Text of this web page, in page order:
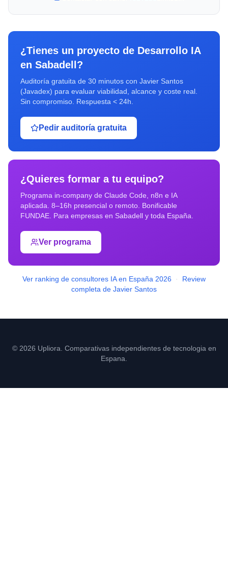
¿Tienes un proyecto de Desarrollo IA
en Sabadell ?
Auditoría gratuita de 30 minutos con Javier Santos
(Javadex) para evaluar viabilidad, alcance y coste real.
Sin compromiso. Respuesta < 24h.
Pedir auditoría gratuita
¿Quieres formar a tu equipo?
Programa in-company de Claude Code, n8n e IA
aplicada. 8–16h presencial o remoto. Bonificable
FUNDAE. Para empresas en Sabadell y toda España.
Ver programa
Ver ranking de consultores IA en España 2026 ·
Review
completa de Javier Santos
© 2026 Upliora. Comparativas independientes de tecnologia en
Espana.